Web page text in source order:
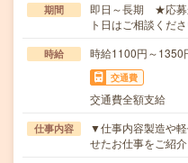
期間
即日～長期 ★応募
ト日はご相談くださ
時給 時給1100円～
交通費
交通費全額支給
仕事内容
▼仕事内容製造や
せたお仕事をご紹